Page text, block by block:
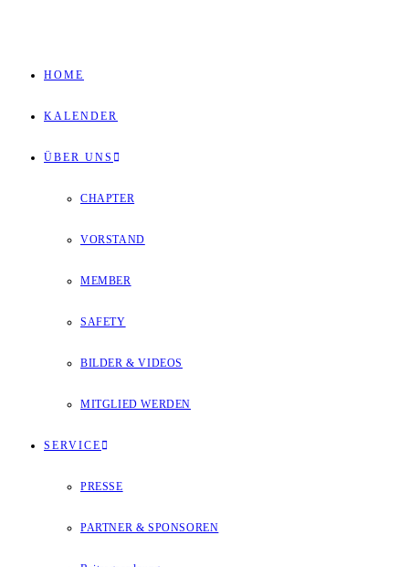
HOME
KALENDER
ÜBER UNS
CHAPTER
VORSTAND
MEMBER
SAFETY
BILDER & VIDEOS
MITGLIED WERDEN
SERVICE
PRESSE
PARTNER & SPONSOREN